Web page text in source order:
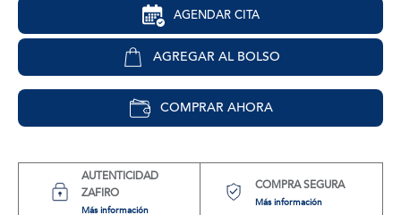
AGENDAR CITA
AGREGAR AL BOLSO
COMPRAR AHORA
AUTENTICIDAD
ZAFIRO
Más información
COMPRA SEGURA
Más información